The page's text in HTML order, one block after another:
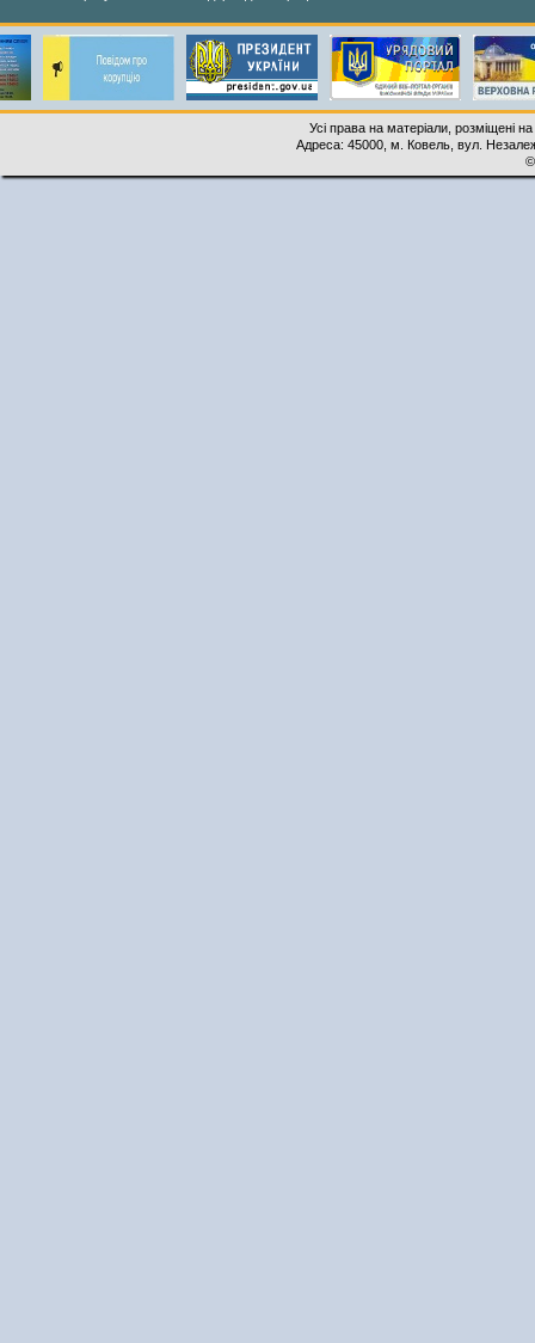
Усі права на матеріали, розміщені
Адреса: 45000, м. Ковель, вул.